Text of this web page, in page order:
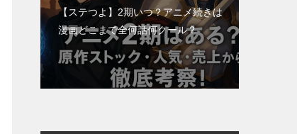
【ステつよ】2期いつ？アニメ続きは
漫画どこまで全何話何クール？